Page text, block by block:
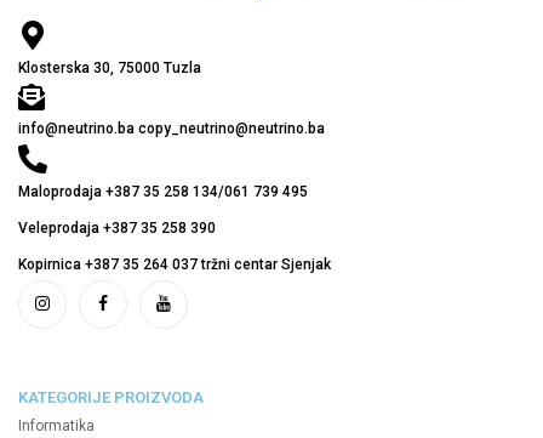
Klosterska 30, 75000 Tuzla
info@neutrino.ba copy_neutrino@neutrino.ba
Maloprodaja +387 35 258 134/061 739 495
Veleprodaja +387 35 258 390
Kopirnica +387 35 264 037 tržni centar Sjenjak
KATEGORIJE PROIZVODA
Informatika